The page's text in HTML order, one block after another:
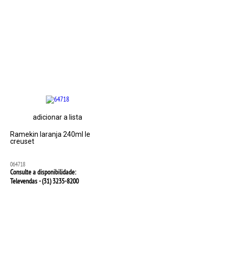
adicionar a lista
Ramekin laranja 240ml le
creuset
064718
Consulte a disponibilidade:
Televendas - (31)3235-8200